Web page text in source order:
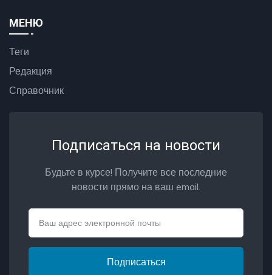
МЕНЮ
Теги
Редакция
Справочник
Подписаться на новости
Будьте в курсе! Получите все последние
новости прямо на ваш email.
Подписаться